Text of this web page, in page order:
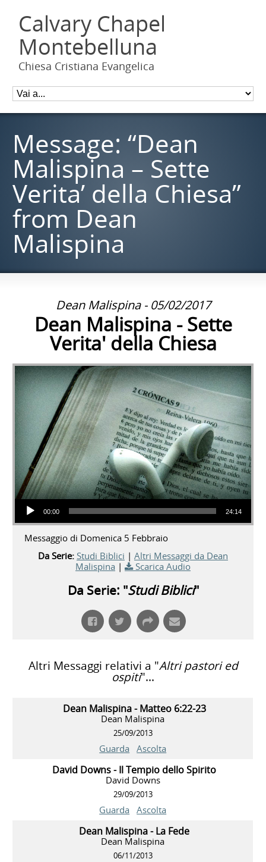
Calvary Chapel
Montebelluna
Chiesa Cristiana Evangelica
Message: “Dean
Malispina – Sette
Verita’ della Chiesa”
from Dean
Malispina
Dean Malispina - 05/02/2017
Dean Malispina - Sette
Verita' della Chiesa
Audio Player
00:00 24:14
Messaggio di Domenica 5 Febbraio
Da Serie: Studi Biblici | Altri Messaggi da Dean
Malispina | Scarica Audio
Da Serie: "Studi Biblici"
Altri Messaggi relativi a "Altri pastori ed
ospiti"...
Dean Malispina - Matteo 6:22-23
Dean Malispina
25/09/2013
Guarda Ascolta
David Downs - Il Tempio dello Spirito
David Downs
29/09/2013
Guarda Ascolta
Dean Malispina - La Fede
Dean Malispina
06/11/2013